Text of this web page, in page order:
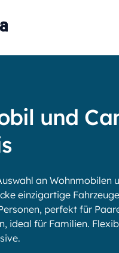
und
an Wohnmobilen
einzigartige
perfekt für
ideal für Familien.